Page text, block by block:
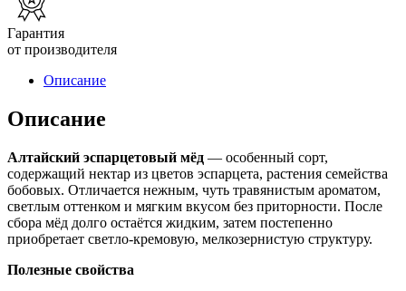
Гарантия
от производителя
Описание
Описание
Алтайский эспарцетовый мёд — особенный сорт,
содержащий нектар из цветов эспарцета, растения семейства
бобовых. Отличается нежным, чуть травянистым ароматом,
светлым оттенком и мягким вкусом без приторности. После
сбора мёд долго остаётся жидким, затем постепенно
приобретает светло-кремовую, мелкозернистую структуру.
Полезные свойства